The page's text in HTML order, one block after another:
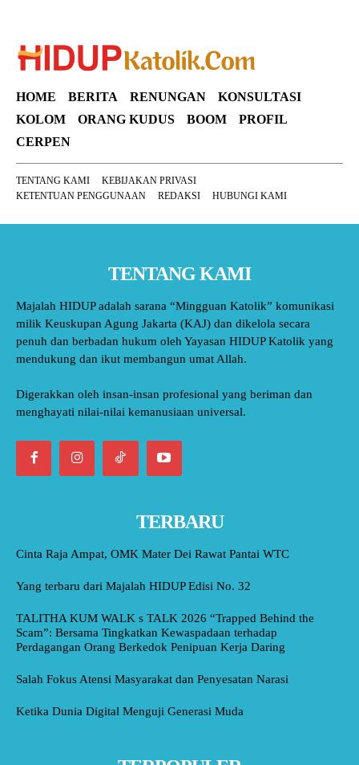
HOME BERITA RENUNGAN
KONSULTASI
KOLOM
ORANG KUDUS BOOM
PROFIL
CERPEN
TENTANG KAMI
KEBIJAKAN PRIVASI
KETENTUAN PENGGUNAAN
REDAKSI HUBUNGI KAMI
TENTANG KAMI
Majalah HIDUP adalah sarana “Mingguan Katolik” komunikasi
milik Keuskupan Agung Jakarta (KAJ) dan dikelola secara
penuh dan berbadan hukum oleh Yayasan HIDUP Katolik yang
mendukung dan ikut membangun umat Allah.
Digerakkan oleh insan-insan profesional yang beriman dan
menghayati nilai-nilai kemanusiaan universal.
TERBARU
Cinta Raja Ampat, OMK Mater Dei Rawat Pantai WTC
Yang terbaru dari Majalah HIDUP Edisi No. 32
TALITHA KUM WALK s TALK 2026 “Trapped Behind the
Scam”: Bersama Tingkatkan Kewaspadaan terhadap
Perdagangan Orang Berkedok Penipuan Kerja Daring
Salah Fokus Atensi Masyarakat dan Penyesatan Narasi
Ketika Dunia Digital Menguji Generasi Muda